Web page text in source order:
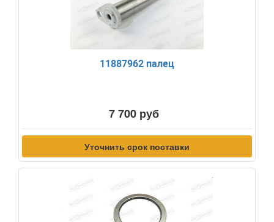
11887962 палец
7 700 руб
Уточнить срок поставки